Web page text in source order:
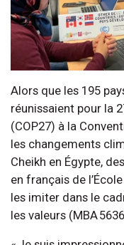
Alors que les 195
réunissaient pour la
(COP27) à la
les changements
Cheikh en Égypte,
en français de
les imiter dans le
les valeurs (MBA